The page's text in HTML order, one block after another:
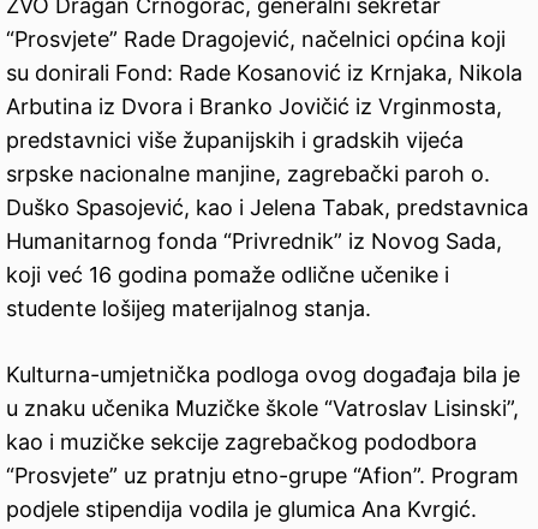
ZVO Dragan Crnogorac, generalni sekretar
“Prosvjete” Rade Dragojević, načelnici općina koji
su donirali Fond: Rade Kosanović iz Krnjaka, Nikola
Arbutina iz Dvora i Branko Jovičić iz Vrginmosta,
predstavnici više županijskih i gradskih vijeća
srpske nacionalne manjine, zagrebački paroh o.
Duško Spasojević, kao i Jelena Tabak, predstavnica
Humanitarnog fonda “Privrednik” iz Novog Sada,
koji već 16 godina pomaže odlične učenike i
studente lošijeg materijalnog stanja.
Kulturna-umjetnička podloga ovog događaja bila je
u znaku učenika Muzičke škole “Vatroslav Lisinski”,
kao i muzičke sekcije zagrebačkog pododbora
“Prosvjete” uz pratnju etno-grupe “Afion”. Program
podjele stipendija vodila je glumica Ana Kvrgić.